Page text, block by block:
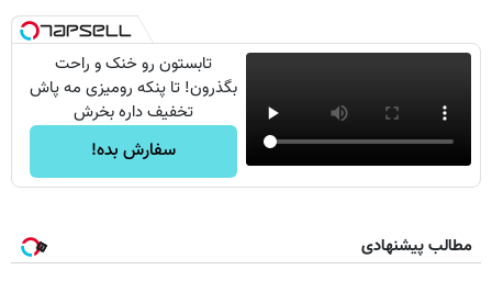
تابستون رو خنک و راحت
بگذرون! تا پنکه رومیزی مه پاش
تخفیف داره بخرش
سفارش بده!
مطالب پیشنهادی